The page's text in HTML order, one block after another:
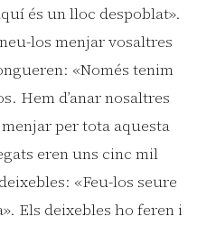
és un lloc despoblat».
los menjar vosaltres
«Només tenim
Hem d’anar nosaltres
per tota aquesta
eren uns cinc mil
«Feu-los seure
Els deixebles ho feren i